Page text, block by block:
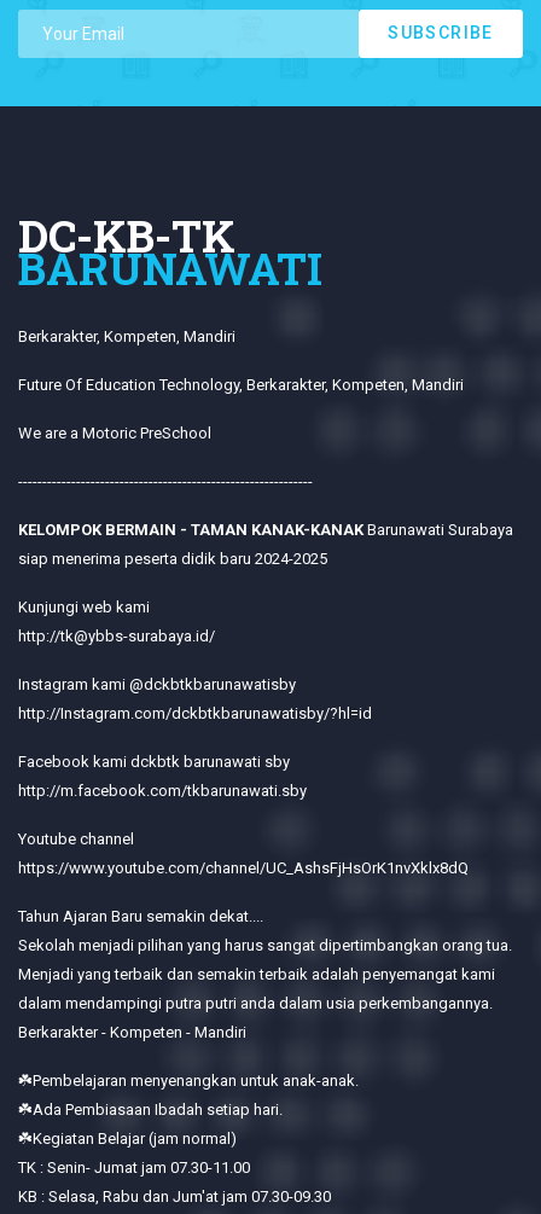
SUBSCRIBE
DC-KB-TK
BARUNAWATI
Berkarakter, Kompeten, Mandiri
Future Of Education Technology, Berkarakter, Kompeten, Mandiri
We are a Motoric PreSchool
-------------------------------------------------------------
KELOMPOK BERMAIN - TAMAN KANAK-KANAK Barunawati Surabaya
siap menerima peserta didik baru 2024-2025
Kunjungi web kami
http://tk@ybbs-surabaya.id/
Instagram kami @dckbtkbarunawatisby
http://Instagram.com/dckbtkbarunawatisby/?hl=id
Facebook kami dckbtk barunawati sby
http://m.facebook.com/tkbarunawati.sby
Youtube channel
https://www.youtube.com/channel/UC_AshsFjHsOrK1nvXklx8dQ
Tahun Ajaran Baru semakin dekat....
Sekolah menjadi pilihan yang harus sangat dipertimbangkan orang tua.
Menjadi yang terbaik dan semakin terbaik adalah penyemangat kami
dalam mendampingi putra putri anda dalam usia perkembangannya.
Berkarakter - Kompeten - Mandiri
☘️Pembelajaran menyenangkan untuk anak-anak.
☘️Ada Pembiasaan Ibadah setiap hari.
☘️Kegiatan Belajar (jam normal)
TK : Senin- Jumat jam 07.30-11.00
KB : Selasa, Rabu dan Jum'at jam 07.30-09.30